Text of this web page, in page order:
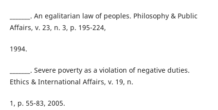
_______. An egalitarian law of peoples. Philosophy & Public
Affairs, v. 23, n. 3, p. 195-224,
1994.
_______. Severe poverty as a violation of negative duties.
Ethics & International Affairs, v. 19, n.
1, p. 55-83, 2005.